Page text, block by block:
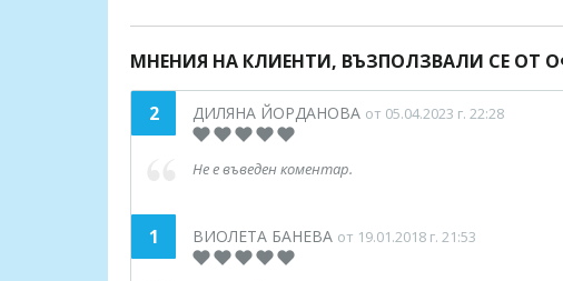
МНЕНИЯ НА КЛИЕНТИ, ВЪЗПОЛЗВАЛИ СЕ ОТ
2 ДИЛЯНА ЙОРДАНОВА от 05.04.2023 г. 22:28
Не е въведен коментар.
1 ВИОЛЕТА БАНЕВА от 19.01.2018 г. 21:53